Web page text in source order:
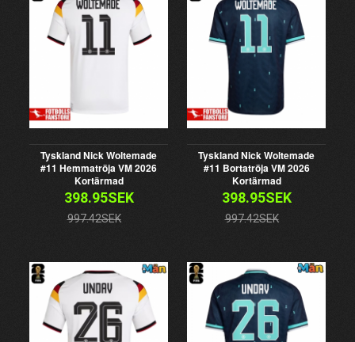
Tyskland Nick Woltemade
#11 Hemmatröja VM 2026
Kortärmad
398.95SEK
997.42SEK
Tyskland Nick Woltemade
#11 Bortatröja VM 2026
Kortärmad
398.95SEK
997.42SEK